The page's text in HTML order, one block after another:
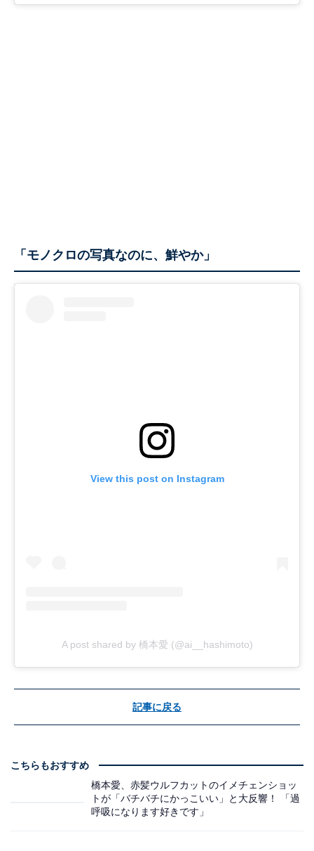
「モノクロの写真なのに、鮮やか」
View this post on Instagram
A post shared by 橋本愛 (@ai__hashimoto)
記事に戻る
こちらもおすすめ
橋本愛、赤髪ウルフカットのイメチェンショッ
トが「バチバチにかっこいい」と大反響！ 「過
呼吸になります好きです」